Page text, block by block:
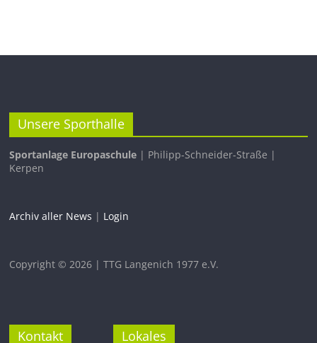
Unsere Sporthalle
Sportanlage Europaschule | Philipp-Schneider-Straße |
Kerpen
Archiv aller News | Login
Copyright © 2026 | TTG Langenich 1977 e.V.
Kontakt Lokales